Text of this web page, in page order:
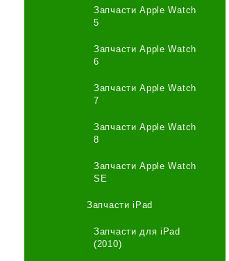
Запчасти Apple Watch
5
Запчасти Apple Watch
6
Запчасти Apple Watch
7
Запчасти Apple Watch
8
Запчасти Apple Watch
SE
Запчасти iPad
Запчасти для iPad
(2010)